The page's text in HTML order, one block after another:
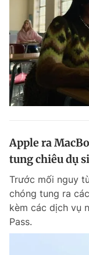
Apple ra
tung chiêu dụ
Trước mối nguy
chóng tung ra
kèm các dịch vụ
Pass.